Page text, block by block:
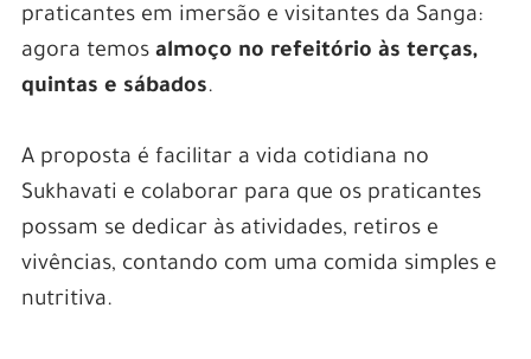
praticantes em imersão e visitantes da Sanga:
agora temos almoço no refeitório às terças,
quintas e sábados.
A proposta é facilitar a vida cotidiana no
Sukhavati e colaborar para que os praticantes
possam se dedicar às atividades, retiros e
vivências, contando com uma comida simples e
nutritiva.